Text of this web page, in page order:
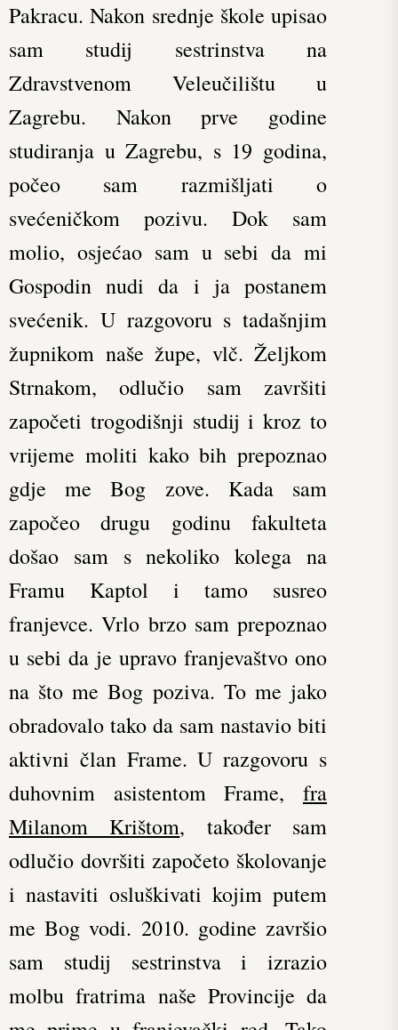
Pakracu. Nakon srednje škole upisao
sam studij sestrinstva na
Zdravstvenom Veleučilištu u
Zagrebu. Nakon prve godine
studiranja u Zagrebu, s 19 godina,
počeo sam razmišljati o
svećeničkom pozivu. Dok sam
molio, osjećao sam u sebi da mi
Gospodin nudi da i ja postanem
svećenik. U razgovoru s tadašnjim
župnikom naše župe, vlč. Željkom
Strnakom, odlučio sam završiti
započeti trogodišnji studij i kroz to
vrijeme moliti kako bih prepoznao
gdje me Bog zove. Kada sam
započeo drugu godinu fakulteta
došao sam s nekoliko kolega na
Framu Kaptol i tamo susreo
franjevce. Vrlo brzo sam prepoznao
u sebi da je upravo franjevaštvo ono
na što me Bog poziva. To me jako
obradovalo tako da sam nastavio biti
aktivni član Frame. U razgovoru s
duhovnim asistentom Frame, fra
Milanom Krištom, također sam
odlučio dovršiti započeto školovanje
i nastaviti osluškivati kojim putem
me Bog vodi. 2010. godine završio
sam studij sestrinstva i izrazio
molbu fratrima naše Provincije da